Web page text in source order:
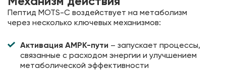
Пептид MOTS-C воздействует на метаболизм
через несколько ключевых механизмов:
Активация AMPK-пути – запускает процессы,
связанные с расходом энергии и улучшением
метаболической эффективности